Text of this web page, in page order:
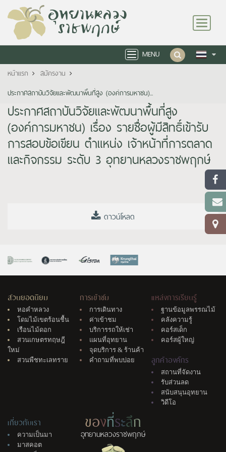
Toggle
navigation
MENU
Toggle
navigation
หน้าแรก
สมัครงาน
ประกาศสถาบันวิจัยและพัฒนาพื้นที่สูง (องค์การมหาชน)...
ประกาศสถาบันวิจัยและพัฒนาพื้นที่สูง
(องค์การมหาชน) เรื่อง รายชื่อผู้มีสิทธิ์เข้ารับ
การสอบข้อเขียน ตำแหน่ง เจ้าหน้าที่การตลาด
และกิจกรรม ระดับ 3 อุทยานหลวงราชพฤกษ์
ดาวน์โหลด
สวนยอดนิยม
หอคำหลวง
โดมไม้เขตร้อนชื้น
เรือนไม้ดอก
สวนเกษตรทฤษฎี
ใหม่
สวนพืชทะเลทราย
การเข้าชม
การเดินทาง
ค่าเข้าชม
บริการรถให้เช่า
แผนที่อุทยาน
จุดบริการ & ร้านค้า
คำถามที่พบบ่อย
แหล่งการเรียนรู้
ฐานข้อมูลพรรณไม้
คลังความรู้
คอร์สเด็ก
คอร์สผู้ใหญ่
ลูกค้าองค์กร
สถานที่จัดงาน
รับส่วนลด
สนับสนุนอุทยาน
วิดีโอ
เกี่ยวกับเรา
ความเป็นมา
มาสคอต
ของที่ระลึก
อุทยานหลวงราชพฤกษ์